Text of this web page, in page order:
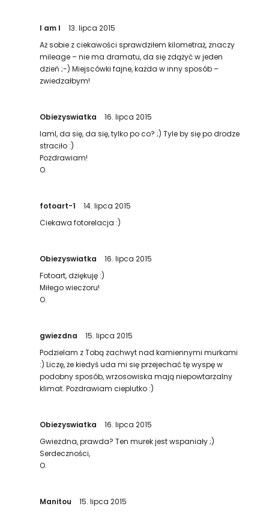
I am I
13. lipca 2015
Aż sobie z ciekawości sprawdziłem kilometraż, znaczy
mileage – nie ma dramatu, da się zdążyć w jeden
dzień ;-) Miejscówki fajne, każda w inny sposób –
zwiedzałbym!
Obiezyswiatka
16. lipca 2015
IamI, da się, da się, tylko po co? ;) Tyle by się po drodze
straciło :)
Pozdrawiam!
O.
fotoart-1
14. lipca 2015
Ciekawa fotorelacja :)
Obiezyswiatka
16. lipca 2015
Fotoart, dziękuję :)
Miłego wieczoru!
O.
gwiezdna
15. lipca 2015
Podzielam z Tobą zachwyt nad kamiennymi murkami
:) Liczę, że kiedyś uda mi się przejechać tę wyspę w
podobny sposób, wrzosowiska mają niepowtarzalny
klimat. Pozdrawiam cieplutko :)
Obiezyswiatka
16. lipca 2015
Gwiezdna, prawda? Ten murek jest wspaniały ;)
Serdeczności,
O.
Manitou
15. lipca 2015